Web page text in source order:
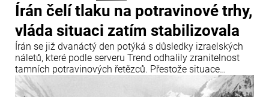
Írán čelí tlaku na potravinové trhy,
vláda situaci zatím stabilizovala
Írán se již dvanáctý den potýká s důsledky izraelských
náletů, které podle serveru Trend odhalily zranitelnost
tamních potravinových řetězců. Přestože situace
zůstává napjatá, rychlé zásahy íránské vlády zatím
pomohly zabránit vážnější potravinové krizi, uvádí Info